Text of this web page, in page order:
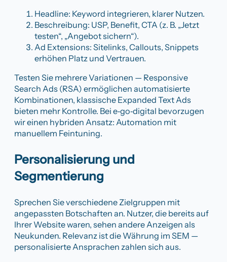
Headline: Keyword integrieren, klarer Nutzen.
Beschreibung: USP, Benefit, CTA (z. B. „Jetzt
testen“, „Angebot sichern“).
Ad Extensions: Sitelinks, Callouts, Snippets
erhöhen Platz und Vertrauen.
Testen Sie mehrere Variationen — Responsive
Search Ads (RSA) ermöglichen automatisierte
Kombinationen, klassische Expanded Text Ads
bieten mehr Kontrolle. Bei e‑go‑digital bevorzugen
wir einen hybriden Ansatz: Automation mit
manuellem Feintuning.
Personalisierung und
Segmentierung
Sprechen Sie verschiedene Zielgruppen mit
angepassten Botschaften an. Nutzer, die bereits auf
Ihrer Website waren, sehen andere Anzeigen als
Neukunden. Relevanz ist die Währung im SEM —
personalisierte Ansprachen zahlen sich aus.